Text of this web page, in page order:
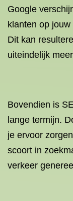
Google
klanten op
Dit kan
uiteindelijk
Bovendien is
lange termijn.
je ervoor
scoort in
verkeer